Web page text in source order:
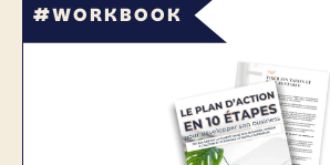
#WORKBOOK